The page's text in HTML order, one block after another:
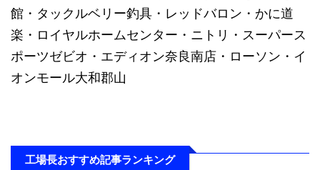
館・タックルベリー釣具・レッドバロン・かに道
楽・ロイヤルホームセンター・ニトリ・スーパース
ポーツゼビオ・エディオン奈良南店・ローソン・イ
オンモール大和郡山
工場長おすすめ記事ランキング